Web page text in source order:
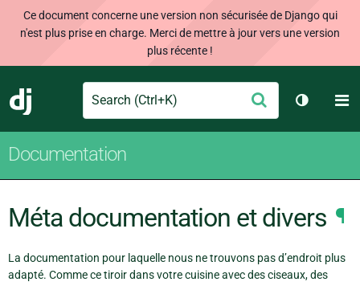
Ce document concerne une version non sécurisée de Django qui
n'est plus prise en charge. Merci de mettre à jour vers une version
plus récente !
Django
Search Envoyer
Changer
Documentation
Méta documentation et divers ¶
La documentation pour laquelle nous ne trouvons pas d’endroit plus
adapté. Comme ce tiroir dans votre cuisine avec des ciseaux, des